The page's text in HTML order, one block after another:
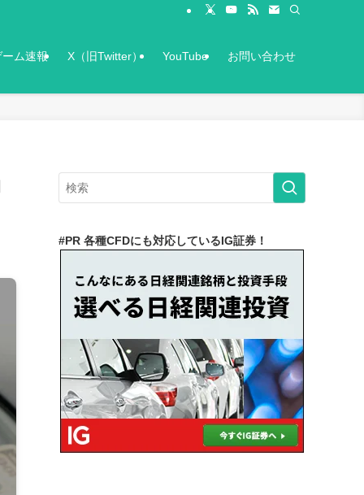
ム速報 X（旧Twitter） YouTube お問い合わせ
#PR 各種CFDにも対応しているIG証券！